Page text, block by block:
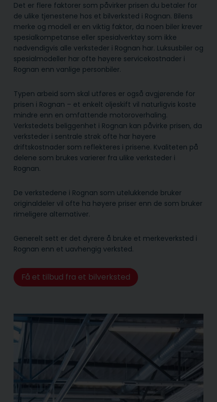
Det er flere faktorer som påvirker prisen du betaler for
de ulike tjenestene hos et bilverksted i Rognan. Bilens
merke og modell er en viktig faktor, da noen biler krever
spesialkompetanse eller spesialverktøy som ikke
nødvendigvis alle verksteder i Rognan har. Luksusbiler og
spesialmodeller har ofte høyere servicekostnader i
Rognan enn vanlige personbiler.
Typen arbeid som skal utføres er også avgjørende for
prisen i Rognan – et enkelt oljeskift vil naturligvis koste
mindre enn en omfattende motoroverhaling.
Verkstedets beliggenhet i Rognan kan påvirke prisen, da
verksteder i sentrale strøk ofte har høyere
driftskostnader som reflekteres i prisene. Kvaliteten på
delene som brukes varierer fra ulike verksteder i
Rognan.
De verkstedene i Rognan som utelukkende bruker
originaldeler vil ofte ha høyere priser enn de som bruker
rimeligere alternativer.
Generelt sett er det dyrere å bruke et merkeverksted i
Rognan enn et uavhengig verksted.
Få et tilbud fra et bilverksted